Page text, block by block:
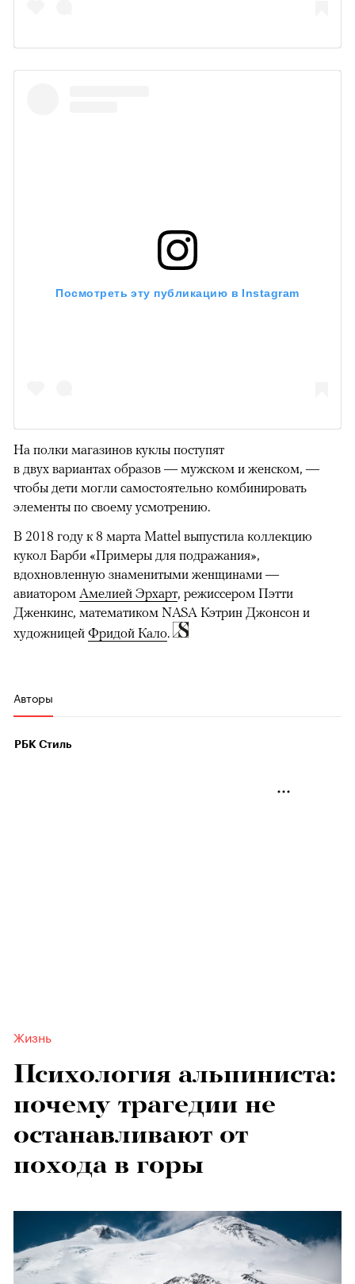
00:00
Посмотреть эту публикацию в Instagram
На полки магазинов куклы поступят
в двух вариантах образов — мужском и женском, —
чтобы дети могли самостоятельно комбинировать
элементы по своему усмотрению.
В 2018 году к 8 марта Mattel выпустила коллекцию
кукол Барби «Примеры для подражания»,
вдохновленную знаменитыми женщинами —
авиатором Амелией Эрхарт, режиссером Пэтти
Дженкинс, математиком NASA Кэтрин Джонсон и
художницей Фридой Кало.
Авторы
РБК Стиль
Жизнь
Психология альпиниста:
почему трагедии не
останавливают от
похода в горы